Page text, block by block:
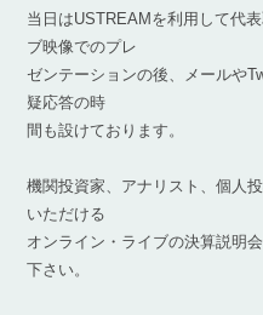
当日はUSTREAMを利用して代
ブ映像でのプレ
ゼンテーションの後、メールや
疑応答の時
間も設けております。
機関投資家、アナリスト、個人
いただける
オンライン・ライブの決算説明
下さい。